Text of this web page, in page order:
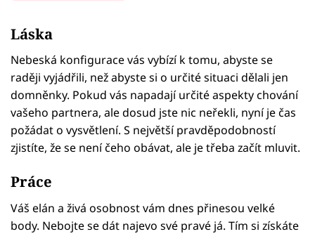
Láska
Nebeská konfigurace vás vybízí k tomu, abyste se
raději vyjádřili, než abyste si o určité situaci dělali jen
domněnky. Pokud vás napadají určité aspekty chování
vašeho partnera, ale dosud jste nic neřekli, nyní je čas
požádat o vysvětlení. S největší pravděpodobností
zjistíte, že se není čeho obávat, ale je třeba začít mluvit.
Práce
Váš elán a živá osobnost vám dnes přinesou velké
body. Nebojte se dát najevo své pravé já. Tím si získáte